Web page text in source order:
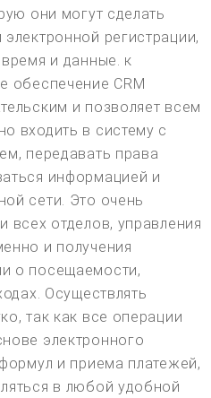
они могут сделать
регистрации,
и данные. к
обеспечение CRM
и позволяет всем
входить в систему с
передавать права
информацией и
сети. Это очень
всех отделов, управления
и получения
о посещаемости,
Осуществлять
так как все операции
электронного
и приема платежей,
в любой удобной